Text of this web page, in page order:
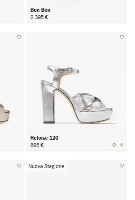
Bon Bon
2.395 €
Heloise 120
895 €
Nuova Stagione